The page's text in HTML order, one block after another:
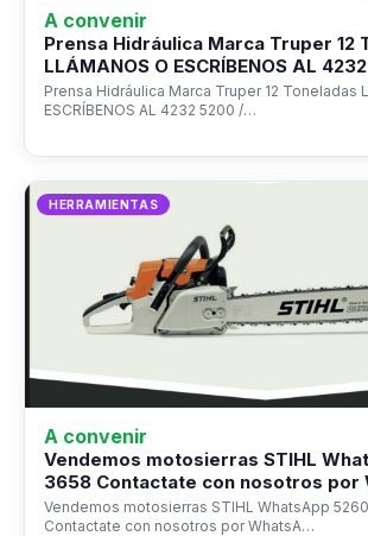
A convenir
Prensa Hidráulica Marca Truper 12
LLÁMANOS O ESCRÍBENOS AL 4232
Prensa Hidráulica Marca Truper 12 Toneladas
ESCRÍBENOS AL 4232 5200 /…
HERRAMIENTAS
A convenir
Vendemos motosierras STIHL
3658 Contactate con nosotros por
Vendemos motosierras STIHL WhatsApp
Contactate con nosotros por WhatsA…